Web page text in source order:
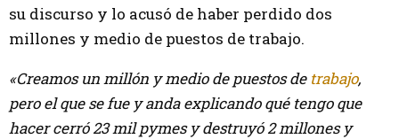
su discurso y lo acusó de haber perdido dos
millones y medio de puestos de trabajo.
«Creamos un millón y medio de puestos de trabajo,
pero el que se fue y anda explicando qué tengo que
hacer cerró 23 mil pymes y destruyó 2 millones y